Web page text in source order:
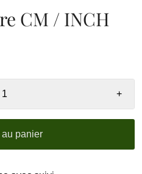
CM / INCH
+
panier